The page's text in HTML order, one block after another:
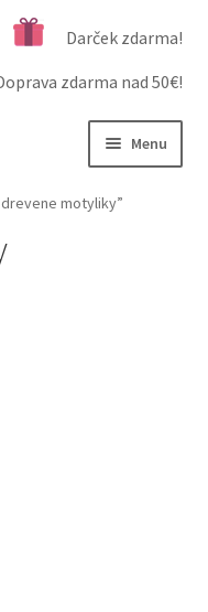
Darček zdarma!
zdarma nad 50€!
Menu
motyliky”